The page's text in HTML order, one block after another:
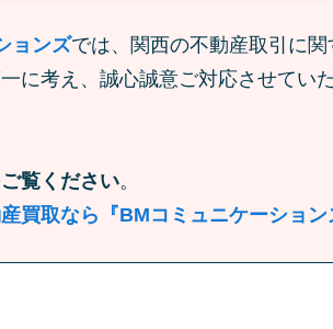
ョンズでは、関西の不動産取引に関
に考え、誠心誠意ご対応させてい
覧ください。
買取なら『BMコミュニケーション